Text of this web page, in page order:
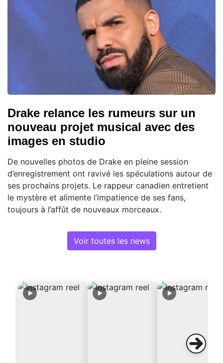
Drake relance les rumeurs sur un
nouveau projet musical avec des
images en studio
De nouvelles photos de Drake en pleine session
d’enregistrement ont ravivé les spéculations autour de
ses prochains projets. Le rappeur canadien entretient
le mystère et alimente l’impatience de ses fans,
toujours à l’affût de nouveaux morceaux.
Voir toutes les news